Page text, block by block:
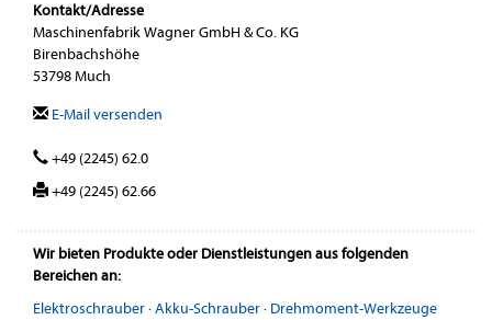
Kontakt/Adresse
Maschinenfabrik Wagner GmbH & Co. KG
Birenbachshöhe
53798 Much
E-Mail versenden
+49 (2245) 62.0
+49 (2245) 62.66
Wir bieten Produkte oder Dienstleistungen aus folgenden
Bereichen an:
Elektroschrauber·Akku-Schrauber· Drehmoment-Werkzeuge